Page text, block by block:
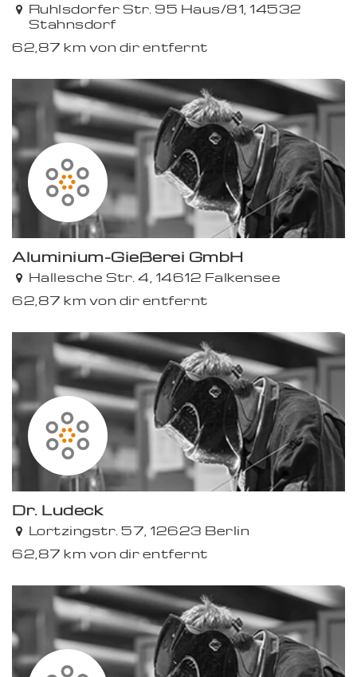
Ruhlsdorfer Str. 95 Haus/81, 14532
Stahnsdorf
62,87 km von dir entfernt
Aluminium-Gießerei GmbH
Hallesche Str. 4, 14612 Falkensee
62,87 km von dir entfernt
Dr. Ludeck
Lortzingstr. 57, 12623 Berlin
62,87 km von dir entfernt